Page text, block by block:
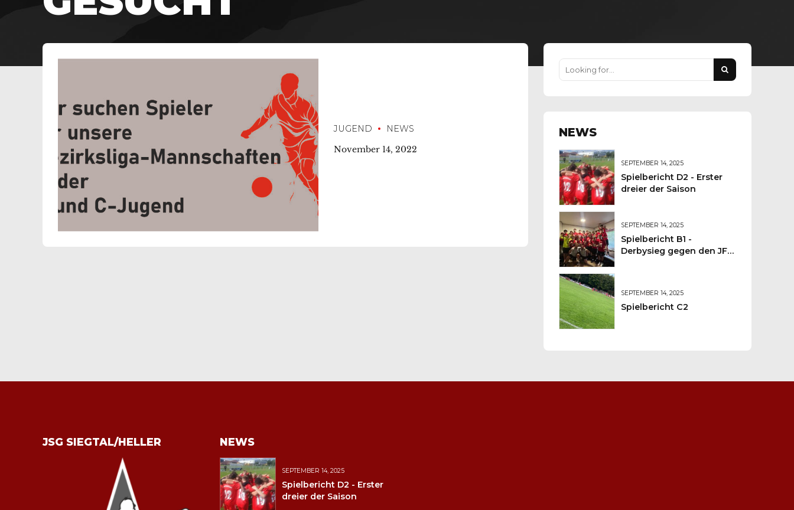
JUGEND
NEWS
November 14, 2022
NEWS
SEPTEMBER 14, 2025
Spielbericht D2 - Erster
dreier der Saison
SEPTEMBER 14, 2025
Spielbericht B1 -
Derbysieg gegen den JFV
SEPTEMBER 14, 2025
Spielbericht C2
JSG SIEGTAL/HELLER NEWS
SEPTEMBER 14, 2025
Spielbericht D2 - Erster
dreier der Saison